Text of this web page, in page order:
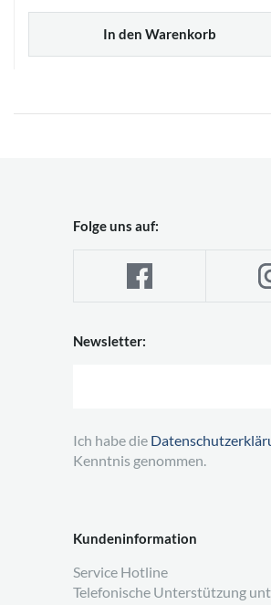
In den Warenkorb
Kundeninformation
Service Hotline
Telefonische Unterstützung
Folge uns auf:
Newsletter:
Ich habe die
Kenntnis genommen.